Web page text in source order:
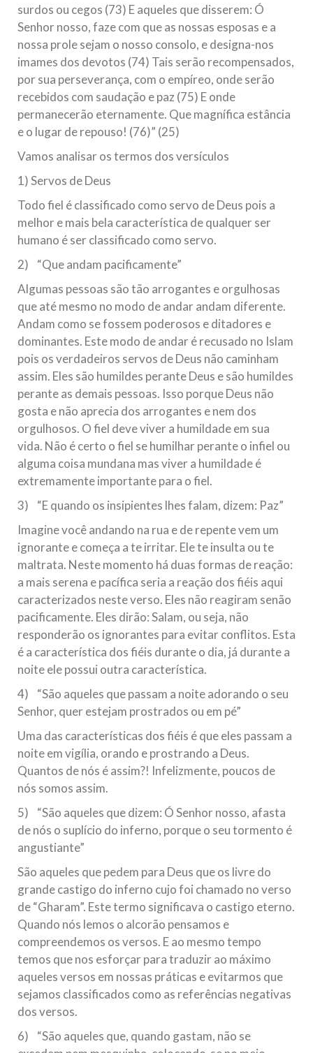
surdos ou cegos (73) E aqueles que disserem: Ó
Senhor nosso, faze com que as nossas esposas e a
nossa prole sejam o nosso consolo, e designa-nos
imames dos devotos (74) Tais serão recompensados,
por sua perseverança, com o empíreo, onde serão
recebidos com saudação e paz (75) E onde
permanecerão eternamente. Que magnífica estância
e o lugar de repouso! (76)” (25)
Vamos analisar os termos dos versículos
1) Servos de Deus
Todo fiel é classificado como servo de Deus pois a
melhor e mais bela característica de qualquer ser
humano é ser classificado como servo.
2) “Que andam pacificamente”
Algumas pessoas são tão arrogantes e orgulhosas
que até mesmo no modo de andar andam diferente.
Andam como se fossem poderosos e ditadores e
dominantes. Este modo de andar é recusado no Islam
pois os verdadeiros servos de Deus não caminham
assim. Eles são humildes perante Deus e são humildes
perante as demais pessoas. Isso porque Deus não
gosta e não aprecia dos arrogantes e nem dos
orgulhosos. O fiel deve viver a humildade em sua
vida. Não é certo o fiel se humilhar perante o infiel ou
alguma coisa mundana mas viver a humildade é
extremamente importante para o fiel.
3) “E quando os insipientes lhes falam, dizem: Paz”
Imagine você andando na rua e de repente vem um
ignorante e começa a te irritar. Ele te insulta ou te
maltrata. Neste momento há duas formas de reação:
a mais serena e pacífica seria a reação dos fiéis aqui
caracterizados neste verso. Eles não reagiram senão
pacificamente. Eles dirão: Salam, ou seja, não
responderão os ignorantes para evitar conflitos. Esta
é a característica dos fiéis durante o dia, já durante a
noite ele possui outra característica.
4) “São aqueles que passam a noite adorando o seu
Senhor, quer estejam prostrados ou em pé”
Uma das características dos fiéis é que eles passam a
noite em vigília, orando e prostrando a Deus.
Quantos de nós é assim?! Infelizmente, poucos de
nós somos assim.
5) “São aqueles que dizem: Ó Senhor nosso, afasta
de nós o suplício do inferno, porque o seu tormento é
angustiante”
São aqueles que pedem para Deus que os livre do
grande castigo do inferno cujo foi chamado no verso
de “Gharam”. Este termo significava o castigo eterno.
Quando nós lemos o alcorão pensamos e
compreendemos os versos. E ao mesmo tempo
temos que nos esforçar para traduzir ao máximo
aqueles versos em nossas práticas e evitarmos que
sejamos classificados como as referências negativas
dos versos.
6) “São aqueles que, quando gastam, não se